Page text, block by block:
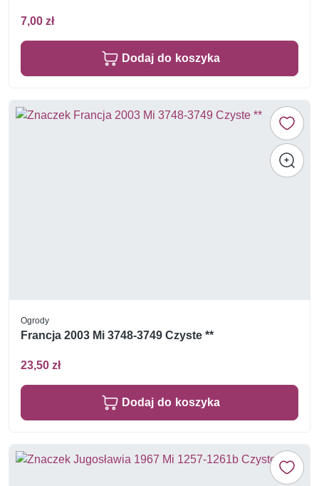
7,00 zł
Dodaj do koszyka
Ogrody
Francja 2003 Mi 3748-3749 Czyste **
23,50 zł
Dodaj do koszyka